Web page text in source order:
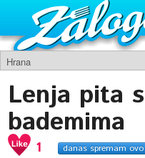
Lenja pita s
bademima
1 danas spremam ovo